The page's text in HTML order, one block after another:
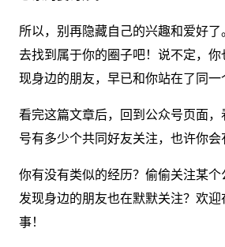
所以，别再隐藏自己的兴趣和爱好了
去找到属于你的圈子吧！说不定，
现身边的朋友，早已和你站在了同一
看完这篇文章后，回到公众号页面
号有多少个共同好友关注，也许你
你有没有类似的经历？偷偷关注某
发现身边的朋友也在默默关注？欢
事！